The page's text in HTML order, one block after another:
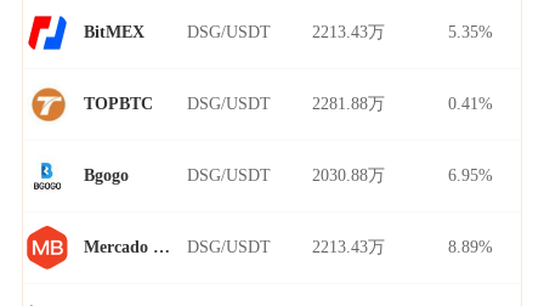
BitMEX DSG/USDT 2213.43万 5.35%
TOPBTC DSG/USDT 2281.88万 0.41%
Bgogo DSG/USDT 2030.88万 6.95%
Mercado Bitcoin DSG/USDT 2213.43万 8.89%